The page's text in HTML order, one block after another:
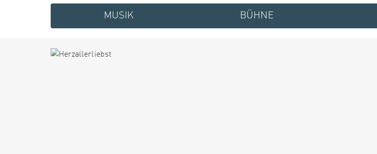
MUSIK BÜHNE